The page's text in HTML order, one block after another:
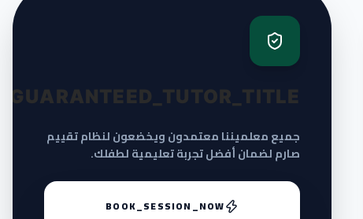
GUARANTEED_TUTOR_TITLE
جميع معلميننا معتمدون ويخضعون لنظام تقييم
صارم لضمان أفضل تجربة تعليمية لطفلك.
BOOK_SESSION_NOW